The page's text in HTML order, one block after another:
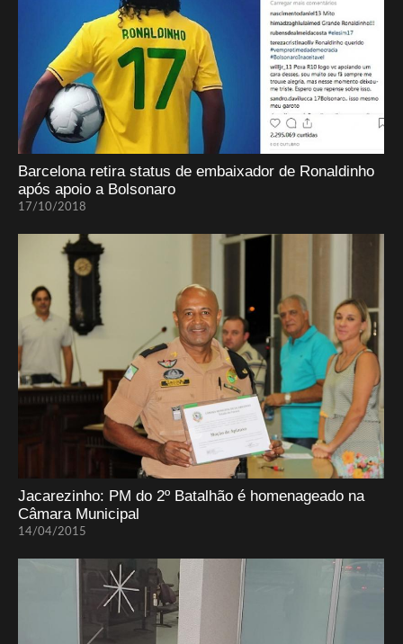
Barcelona retira status de embaixador de Ronaldinho
após apoio a Bolsonaro
17/10/2018
Jacarezinho: PM do 2º Batalhão é homenageado na
Câmara Municipal
14/04/2015